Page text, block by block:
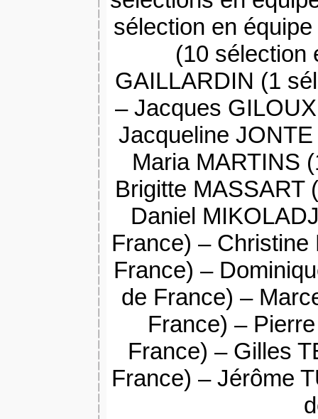
sélection en
(10 sélection
GAILLARDIN (1
– Jacques
Jacqueline
Maria MARTINS
Brigitte MASSART
Daniel
France) –
France) –
de France) –
France) –
France) – Gilles
France) – Jérôme